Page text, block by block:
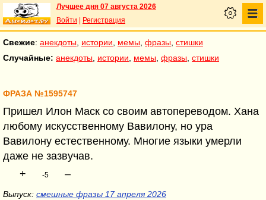
Лучшее дня 07 августа 2026
Войти
Регистрация
Свежие: анекдоты истории мемы фразы стишки
Случайные: анекдоты истории мемы фразы стишки
ФРАЗА №1595747
Пришел Илон Маск со своим автопереводом. Хана
любому искусственному Вавилону, но ура
Вавилону естественному. Многие языки умерли
даже не зазвучав.
+
-5 –
Выпуск: смешные фразы 17 апреля 2026